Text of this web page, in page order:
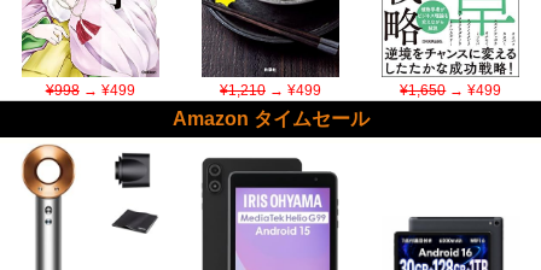
¥998→ ¥499 ¥1,210→ ¥499 ¥1,650→ ¥499
Amazon タイムセール